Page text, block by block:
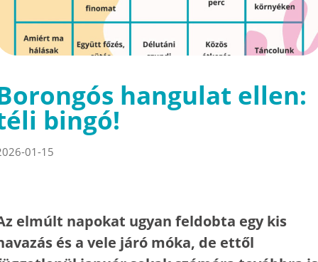
hangulat ellen:
bingó!
01-15
elmúlt napokat ugyan feldobta egy kis
és a vele járó móka, de ettől